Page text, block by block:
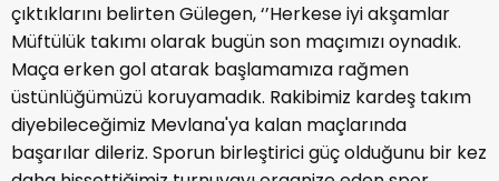
çıktıklarını belirten Gülegen, ‘’Herkese iyi akşamlar
Müftülük takımı olarak bugün son maçımızı oynadık.
Maça erken gol atarak başlamamıza rağmen
üstünlüğümüzü koruyamadık. Rakibimiz kardeş takım
diyebileceğimiz Mevlana'ya kalan maçlarında
başarılar dileriz. Sporun birleştirici güç olduğunu bir kez